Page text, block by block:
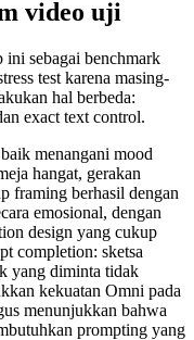
video uji
sebagai benchmark
test karena masing-
hal berbeda:
exact text control.
menangani mood
hangat, gerakan
framing berhasil dengan
emosional, dengan
design yang cukup
completion: sketsa
yang diminta tidak
kekuatan Omni pada
menunjukkan bahwa
prompting yang